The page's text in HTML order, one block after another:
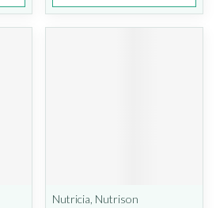
Nutricia, Nutrison